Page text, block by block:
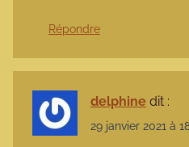
Répondre
delphine dit :
29 janvier 2021 à